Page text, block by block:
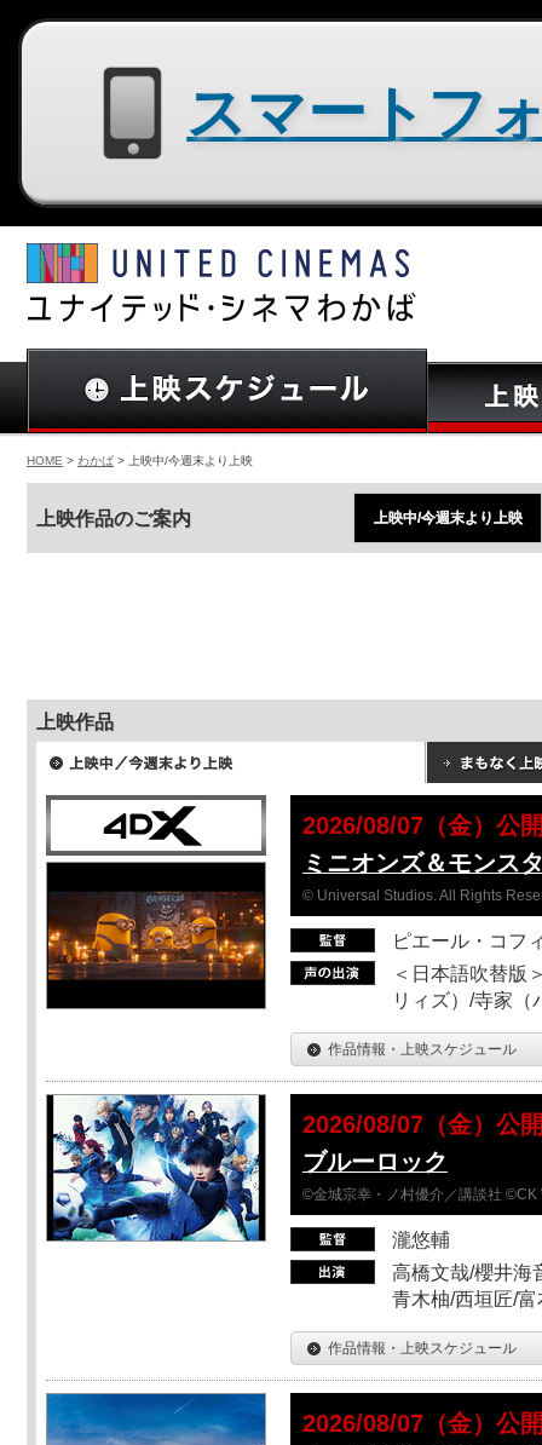
HOME > わかば > 上映中/今週末より上映
上映作品のご案内 上映中/今週末より上映
上映作品
2026/08/07（金）公
ミニオンズ＆モンス
© Universal Studios. All Rights
ピエール・コフ
＜日本語吹替版
リィズ）/寺家（
作品情報・上映スケジュール
2026/08/07（金）公
ブルーロック
©金城宗幸・ノ村優介／講談社 ©CK
瀧悠輔
高橋文哉/櫻井海
青木柚/西垣匠/
作品情報・上映スケジュール
2026/08/07（金）公